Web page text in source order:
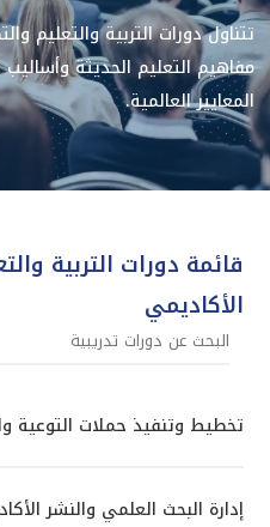
تتناول دورات التربية والتعليم
مفاهيم التعليم الحديثة
المعايير العالمية.
قائمة دورات التربية
الأكاديمي
تخطيط وتنفيذ حملات التوعية
إدارة البحث العلمي والنشر